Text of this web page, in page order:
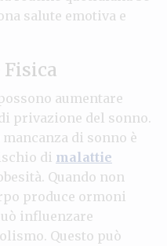
salute emotiva e
aumentare
privazione del sonno.
di sonno è
di malattie
Quando non
produce ormoni
influenzare
Questo può